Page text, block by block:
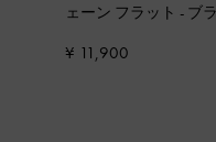
ェーン フラット - ブ
¥ 11,900